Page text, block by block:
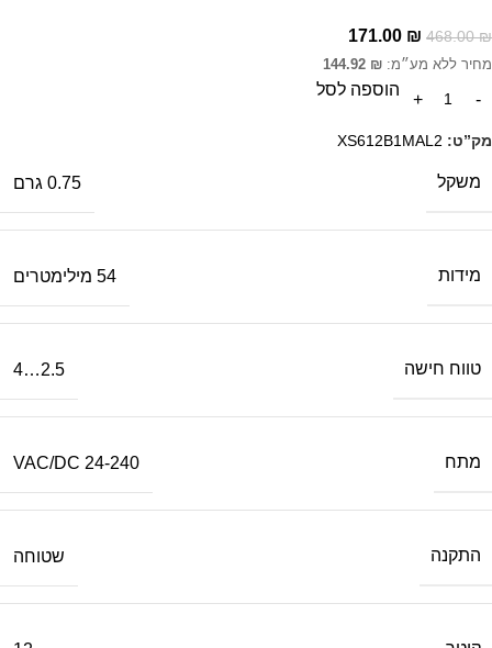
468.00₪
171.00 ₪
מחיר ללא מע״מ: 144.92 ₪
הוספה לסל
מק”ט: XS612B1MAL2
משקל 0.75 גרם
מידות 54 מילימטרים
טווח חישה 2.5…4
מתח 24-240 VAC/DC
התקנה שטוחה